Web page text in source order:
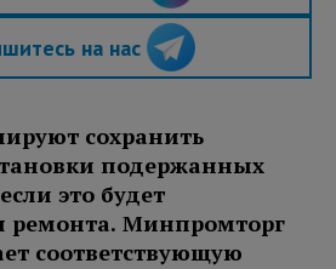
на нас
сохранить
подержанных
это будет
ремонта. Минпромторг
соответствующую